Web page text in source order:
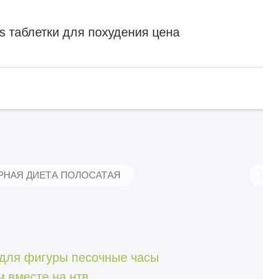
таблетки для похудения цена
ДИЕТА ПОЛОСАТАЯ
фигуры песочные часы